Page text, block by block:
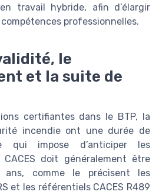
travail hybride, afin d’élargir
professionnelles.
le
et la suite de
certifiantes dans le BTP, la
incendie ont une durée de
qui impose d’anticiper les
CACES doit généralement être
comme le précisent les
et les référentiels CACES R489